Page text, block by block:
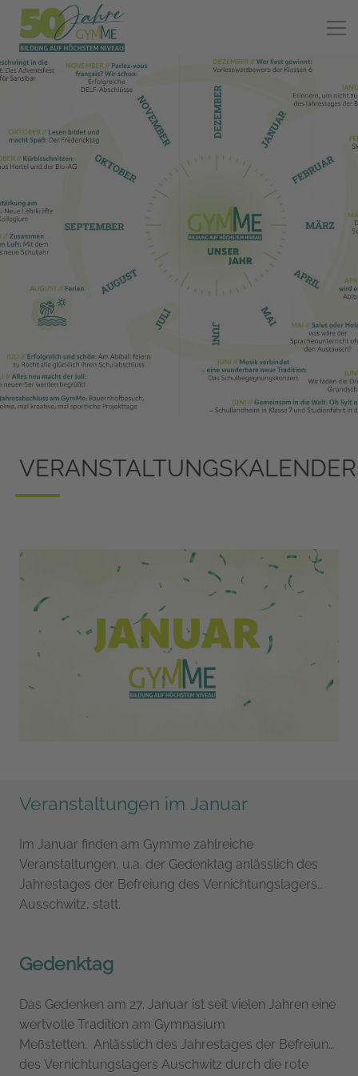
VERANSTALTUNGSKALENDER
Veranstaltungen im Januar
Im Januar finden am Gymme zahlreiche
Veranstaltungen, u.a. der Gedenktag anlässlich des
Jahrestages der Befreiung des Vernichtungslagers
Ausschwitz, statt.
Gedenktag
Das Gedenken am 27. Januar ist seit vielen Jahren eine
wertvolle Tradition am Gymnasium
Meßstetten. Anlässlich des Jahrestages der Befreiung
des Vernichtungslagers Auschwitz durch die rote